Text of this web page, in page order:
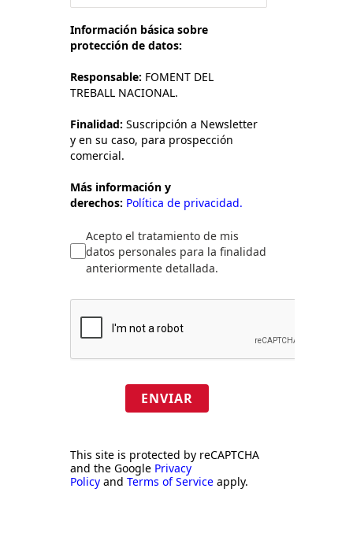
Información básica sobre
protección de datos:
Responsable: FOMENT DEL
TREBALL NACIONAL.
Finalidad: Suscripción a Newsletter
y en su caso, para prospección
comercial.
Más información y
derechos: Política de privacidad.
Acepto el tratamiento de mis
datos personales para la finalidad
anteriormente detallada.
ENVIAR
This site is protected by reCAPTCHA
and the Google Privacy
Policy and Terms of Service apply.